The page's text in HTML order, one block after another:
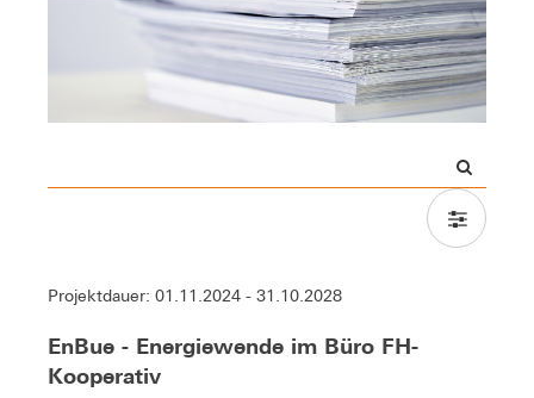
Projektdauer: 01.11.2024 - 31.10.2028
EnBue - Energiewende im Büro FH-
Kooperativ